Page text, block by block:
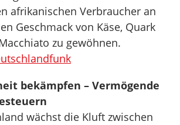
afrikanischen Verbraucher an
Geschmack von Käse, Quark
zu gewöhnen.
bekämpfen – Vermögende
wächst die Kluft zwischen